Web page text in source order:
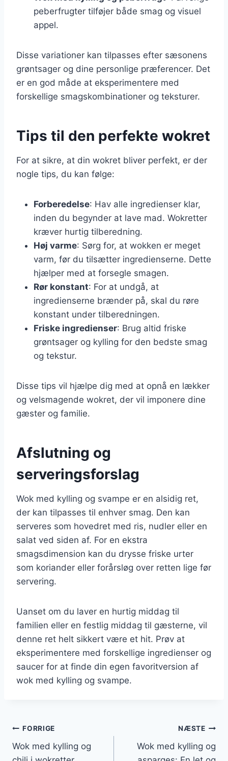
peberfrugter tilføjer både smag og visuel
appel.
Disse variationer kan tilpasses efter sæsonens
grøntsager og dine personlige præferencer. Det
er en god måde at eksperimentere med
forskellige smagskombinationer og teksturer.
Tips til den perfekte wokret
For at sikre, at din wokret bliver perfekt, er der
nogle tips, du kan følge:
Forberedelse: Hav alle ingredienser klar,
inden du begynder at lave mad. Wokretter
kræver hurtig tilberedning.
Høj varme: Sørg for, at wokken er meget
varm, før du tilsætter ingredienserne. Dette
hjælper med at forsegle smagen.
Rør konstant: For at undgå, at
ingredienserne brænder på, skal du røre
konstant under tilberedningen.
Friske ingredienser: Brug altid friske
grøntsager og kylling for den bedste smag
og tekstur.
Disse tips vil hjælpe dig med at opnå en lækker
og velsmagende wokret, der vil imponere dine
gæster og familie.
Afslutning og
serveringsforslag
Wok med kylling og svampe er en alsidig ret,
der kan tilpasses til enhver smag. Den kan
serveres som hovedret med ris, nudler eller en
salat ved siden af. For en ekstra
smagsdimension kan du drysse friske urter
som koriander eller forårsløg over retten lige før
servering.
Uanset om du laver en hurtig middag til
familien eller en festlig middag til gæsterne, vil
denne ret helt sikkert være et hit. Prøv at
eksperimentere med forskellige ingredienser og
saucer for at finde din egen favoritversion af
wok med kylling og svampe.
Indlægsnavigation
FORRIGE
Wok med kylling og
NÆSTE
Wok med kylling og